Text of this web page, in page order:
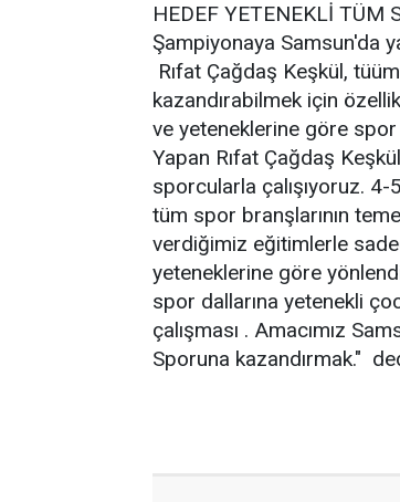
HEDEF YETENEKLİ TÜM
Şampiyonaya Samsun'da
Rıfat Çağdaş Keşkül,
kazandırabilmek için
ve yeteneklerine göre
Yapan Rıfat Çağdaş
sporcularla çalışıyoruz.
tüm spor branşlarının
verdiğimiz eğitimlerle
yeteneklerine göre
spor dallarına yetenekli
çalışması . Amacımız
Sporuna kazandırmak."